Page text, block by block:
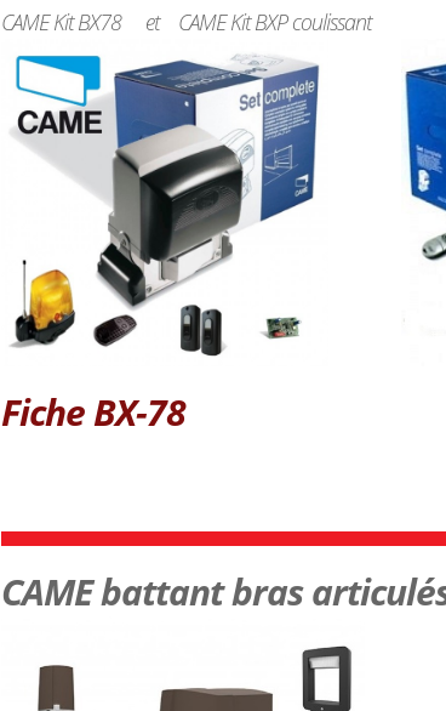
CAME Kit BX78 et CAME Kit BXP coulissant
Fiche BX-78
CAME battant bras